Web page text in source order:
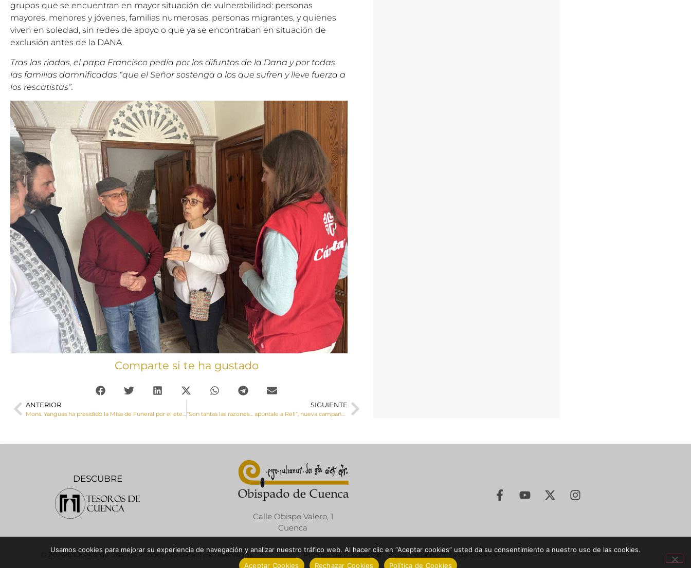
grupos que se encuentran en mayor situación de vulnerabilidad: personas
mayores, menores y jóvenes, familias numerosas, personas migrantes, y quienes
viven en soledad, sin redes de apoyo o que ya se encontraban en situación de
exclusión antes de la DANA.
Tras las riadas, el papa Francisco pedía por los difuntos de la Dana y por todas
las familias damnificadas “que el Señor sostenga a los que sufren y lleve fuerza a
los rescatistas”.
Comparte si te ha gustado
ANTERIOR SIGUIENTE
DESCUBRE
Calle Obispo Valero, 1
Cuenca
© 2026 Diócesis de Cuenca - Todos los derechos reservados Política de Privacidad / Aviso LegalPolítica de Cookies
Usamos cookies para mejorar su experiencia de navegación y analizar nuestro tráfico web. Al hacer clic en “Aceptar cookies” usted da su consentimiento a nuestro uso de las cookies.
Aceptar Cookies
Rechazar Cookies Política de Cookies